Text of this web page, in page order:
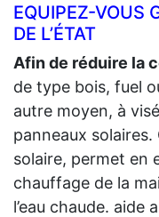
EQUIPEZ-VOUS
DE L’ÉTAT
Afin de réduire la
de type bois, fuel
autre moyen, à
panneaux solaires.
solaire, permet en
chauffage de la
l’eau chaude. aide